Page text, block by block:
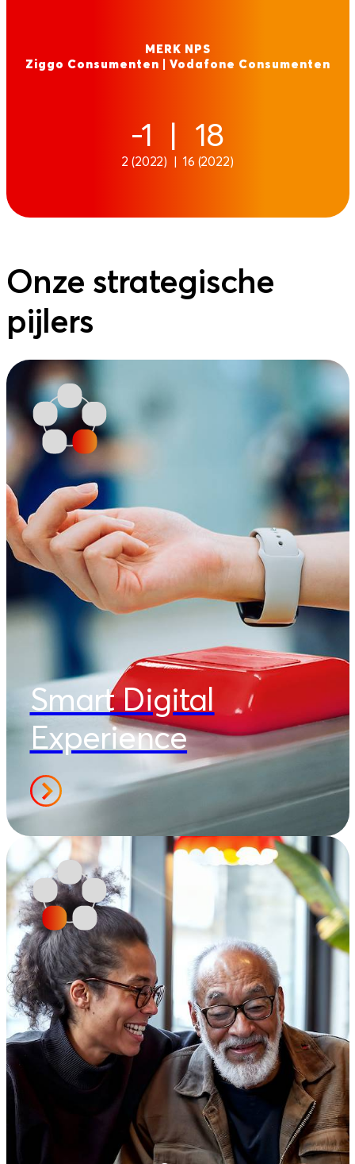
MERK NPS
Ziggo Consumenten | Vodafone Consumenten
-1 | 18
2 (2022) | 16 (2022)
Onze strategische
pijlers
Smart Digital
Experience